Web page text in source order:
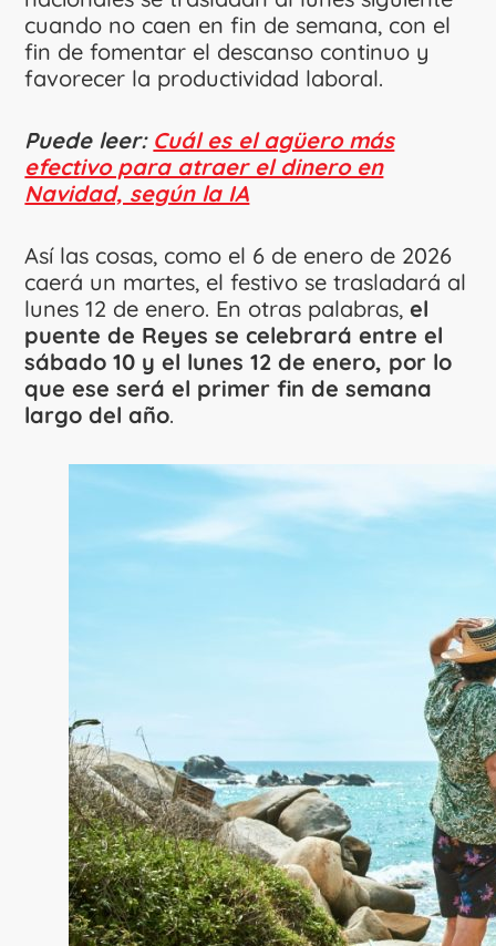
cuando no caen en fin de semana, con el
fin de fomentar el descanso continuo y
favorecer la productividad laboral.
Puede leer: Cuál es el agüero más
efectivo para atraer el dinero en
Navidad, según la IA
Así las cosas, como el 6 de enero de 2026
caerá un martes, el festivo se trasladará al
lunes 12 de enero. En otras palabras, el
puente de Reyes se celebrará entre el
sábado 10 y el lunes 12 de enero, por lo
que ese será el primer fin de semana
largo del año.